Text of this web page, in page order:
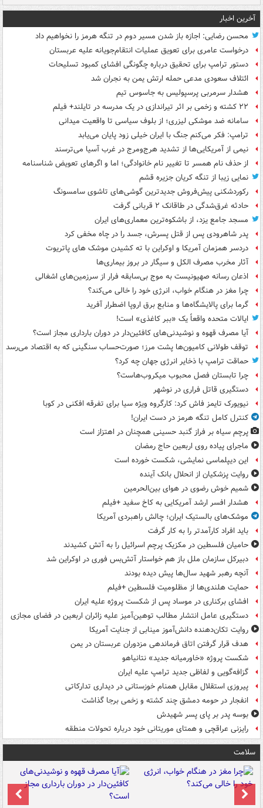
آخرین اخبار
محسن رضایی: اجازه باز شدن مسیر دوم در تنگه هرمز را نخواهیم داد
درخواست عامری برای تعویق عملیات انتقام‌جویانه علیه عربستان
دستور ترامپ برای تحقیق درباره چگونگی افشای کمبود تسلیحات
ائتلاف سعودی مدعی حمله ارتش یمن به نجران شد
هشدار سرمربی پرسپولیس به جاسوس تیم
۲۲ کشته و زخمی بر اثر تیراندازی در یک مدرسه در تایلند+ فیلم
سامانه ضد موشکی لیزری؛ از بلوف سیاسی تا واقعیت میدانی
ترامپ: فکر می‌کنم جنگ با ایران خیلی زود پایان می‌یابد
نیمی از آمریکایی‌ها از تشدید هرج‌ومرج در غرب آسیا می‌ترسند
از حذف نام همسر تا تغییر نام خانوادگی؛ اما و اگرهای تعویض شناسنامه
نمایی زیبا از تنگه کریان جزیره قشم
رکوردشکنی پیش‌فروش جدیدترین گوشی‌های تاشوی سامسونگ
حادثه غرق‌شدگی در طاقانک ۲ قربانی گرفت
مسجد جامع یزد، از باشکوه‌ترین معماری‌های ایران
پدر شاهرودی پس از قتل پسرش، جسد را در چاه مخفی کرد
دردسر همزمان آمریکا و اوکراین با ته کشیدن موشک های پاتریوت
آثار مخرب مصرف الکل و سیگار در بروز بیماری‌ها
اذعان رسانه صهیونیست به موج بی‌سابقه فرار از سرزمین‌های اشغالی
چرا مغز در هنگام خواب، انرژی خود را خالی می‌کند؟
گرما برای پالایشگاه‌ها و منابع برق اروپا اضطرار آفرید
ایالات متحده واقعاً یک «ببر کاغذی» است!
آیا مصرف قهوه و نوشیدنی‌های کافئین‌دار در دوران بارداری مجاز است؟
توقف طولانی کامیون‌ها پشت مرز؛ صورت‌حساب سنگینی که به اقتصاد می‌رسد
حماقت ترامپ با ذخایر انرژی جهان چه کرد؟
چرا تابستان فصل محبوب میکروب‌هاست؟
دستگیری قاتل فراری در نوشهر
نیویورک تایمز فاش کرد: کارگروه ویژه سیا برای تفرقه افکنی در کوبا
کنترل کامل تنگه هرمز در دست ایران!
پرچم سیاه بر فراز گنبد حسینی همچنان در اهتزاز است
ماجرای پیاده روی اربعین حاج رمضان
این دیپلماسی نمایشی، شکست خورده است
روایت پزشکیان از انحلال بانک آینده
شمیم خوش رضوی در هوای بین‌الحرمین
هشدار افسر ارشد آمریکایی به کاخ سفید +فیلم
موشک‌های بالستیک ایران؛ چالش راهبردی آمریکا
باید افراد کارآمدتر را به کار گرفت
حامیان فلسطین در مکزیک پرچم اسرائیل را به آتش کشیدند
دبیرکل سازمان ملل باز هم خواستار آتش‌بس فوری در اوکراین شد
آنچه رهبر شهید سال‌ها پیش دیده بودند
حمایت هلندی‌ها از مظلومیت فلسطین +فیلم
افشای برکناری در موساد پس از شکست پروژه علیه ایران
دستگیری عامل انتشار مطالب توهین‌آمیز علیه زائران اربعین در فضای مجازی
روایت تکان‌دهنده دانش‌آموز مینابی از جنایت آمریکا
هدف قرار گرفتن اتاق‌ فرماندهی مزدوران عربستان در یمن
شکست پروژه «خاورمیانه جدید» نتانیاهو
گزافه‌گویی و لفاظی جدید ترامپ علیه ایران
پیروزی استقلال مقابل همنام خوزستانی در دیداری تدارکاتی
انفجار در حومه دمشق چند کشته و زخمی برجا گذاشت
بوسه‌ پدر بر پای پسر شهیدش
رایزنی عراقچی و همتای موریتانی خود درباره تحولات منطقه
سلامت